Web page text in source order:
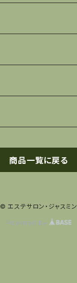
商品一覧に戻る
© エステサロン・ジャスミン
Powered by